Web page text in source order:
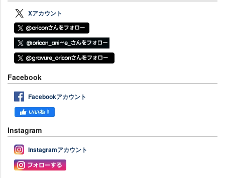
Xアカウント
Facebook
Facebookアカウント
Instagram
Instagramアカウント